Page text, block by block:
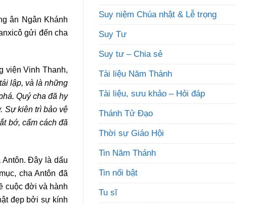
ân Ngân Khánh
gửi đến cha
viện Vinh Thanh,
lập, và là những
Quý cha đã hy
Sự kiên trì bảo vệ
bớ, cấm cách đã
Antôn. Đây là dấu
cha Antôn đã
cuộc đời và hành
đẹp bởi sự kính
Suy niệm Chúa nhật & Lễ trọng
Suy Tư
Suy tư – Chia sẻ
Tài liệu Năm Thánh
Tài liệu, sưu khảo – Hỏi đáp
Thánh Tử Đạo
Thời sự Giáo Hội
Tin Năm Thánh
Tin nổi bật
Tu sĩ